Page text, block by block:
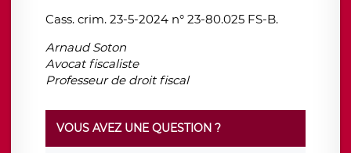
Cass. crim. 23-5-2024 n° 23-80.025 FS-B.
Arnaud Soton
Avocat fiscaliste
Professeur de droit fiscal
VOUS AVEZ UNE QUESTION ?